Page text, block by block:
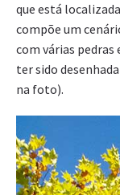
que está
compõe um
com várias pedras
ter sido
na foto).